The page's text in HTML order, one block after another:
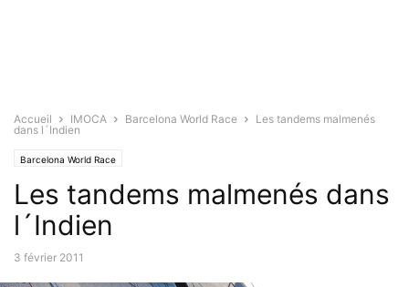
Accueil IMOCA Barcelona World Race
Les tandems malmenés
dans l´Indien
Barcelona World Race
Les tandems malmenés dans
l´Indien
3 février 2011